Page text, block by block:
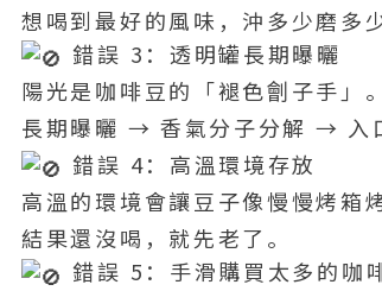
想喝到最好的風味，沖多少磨多
錯誤 3：透明罐長期曝曬
陽光是咖啡豆的「褪色劊子手」。
長期曝曬 → 香氣分子分解 → 入
錯誤 4：高溫環境存放
高溫的環境會讓豆子像慢慢烤箱
結果還沒喝，就先老了。
錯誤 5：手滑購買太多的咖